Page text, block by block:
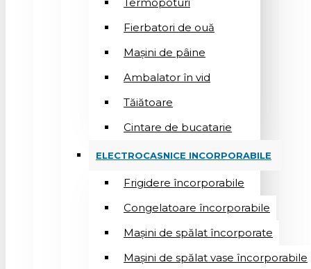
Fierbatori de ouă
Mașini de pâine
Ambalator în vid
Tăiătoare
Cintare de bucatarie
ELECTROCASNICE INCORPORABILE
Frigidere încorporabile
Congelatoare încorporabile
Mașini de spălat încorporate
Mașini de spălat vase încorporabile